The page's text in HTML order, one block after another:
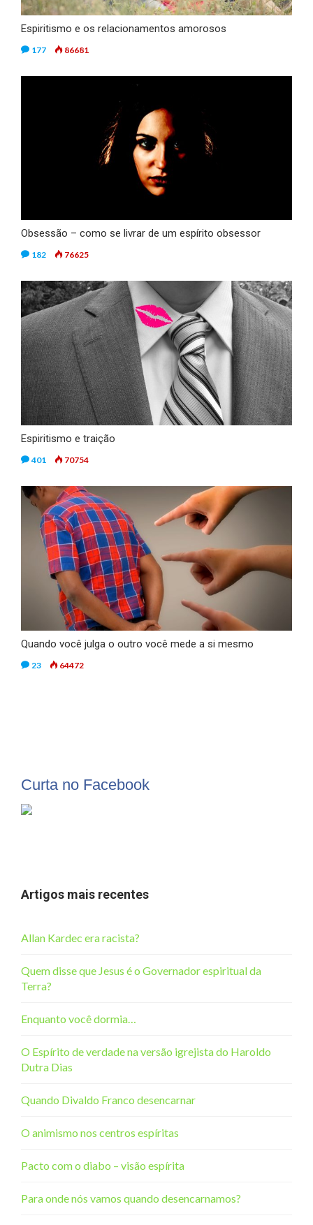
Espiritismo e os relacionamentos amorosos
177 86681
Obsessão – como se livrar de um espírito obsessor
182 76625
Espiritismo e traição
401 70754
Quando você julga o outro você mede a si mesmo
23 64472
Curta no Facebook
Artigos mais recentes
Allan Kardec era racista?
Quem disse que Jesus é o Governador espiritual da
Terra?
Enquanto você dormia…
O Espírito de verdade na versão igrejista do Haroldo
Dutra Dias
Quando Divaldo Franco desencarnar
O animismo nos centros espíritas
Pacto com o diabo – visão espírita
Para onde nós vamos quando desencarnamos?